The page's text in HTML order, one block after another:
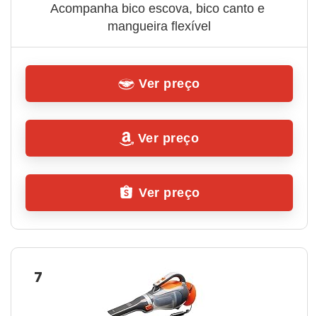
Acompanha bico escova, bico canto e
mangueira flexível
Ver preço
Ver preço
Ver preço
7